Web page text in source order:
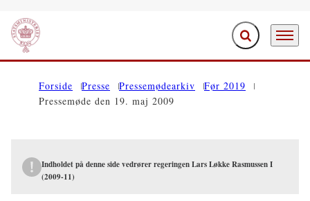
Gå til forsiden Fold søgefelt ud
Menu
Forside Presse Pressemødearkiv
Før 2019
Pressemøde den 19. maj 2009
Indholdet på denne side vedrører regeringen Lars Løkke Rasmussen I
(2009-11)